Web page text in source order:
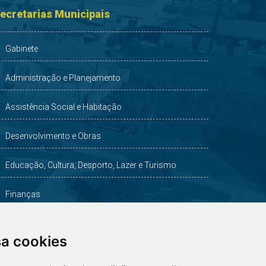
cookies
Municipais
Gabinete
Administração e Planejamento
Assistência Social e Habitação
Desenvolvimento e Obras
Educação, Cultura, Desporto, Lazer e Turismo
Finanças